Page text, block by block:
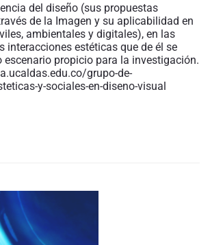
del diseño (sus propuestas
de la Imagen y su aplicabilidad en
ambientales y digitales), en las
interacciones estéticas que de él se
escenario propicio para la investigación.
grupo-de-
y-sociales-en-diseno-visual